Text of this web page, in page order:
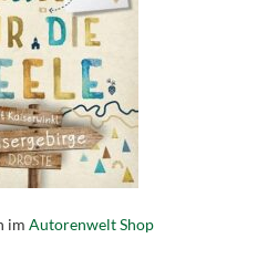
im Autorenwelt Shop